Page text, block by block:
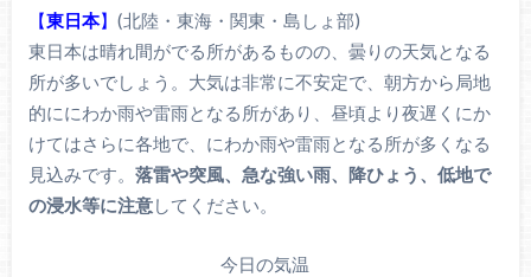
【東日本】 (北陸・東海・関東・島しょ部)
東日本は晴れ間がでる所があるものの、曇りの天気となる
所が多いでしょう。大気は非常に不安定で、朝方から局地
的ににわか雨や雷雨となる所があり、昼頃より夜遅くにか
けてはさらに各地で、にわか雨や雷雨となる所が多くなる
見込みです。 落雷や突風、急な強い雨、降ひょう、低地で
の浸水等に注意してください。
今日の気温